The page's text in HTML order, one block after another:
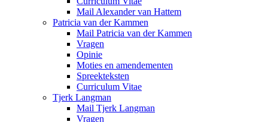
Mail Alexander van Hattem
Patricia van der Kammen
Mail Patricia van der Kammen
Vragen
Opinie
Moties en amendementen
Spreekteksten
Curriculum Vitae
Tjerk Langman
Mail Tjerk Langman
Vragen